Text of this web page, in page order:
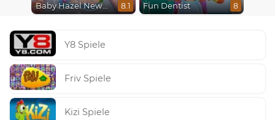
Baby Hazel Newborn Vaccination 8.1 Fun Dentist 8
Y8 Spiele
Friv Spiele
Kizi Spiele